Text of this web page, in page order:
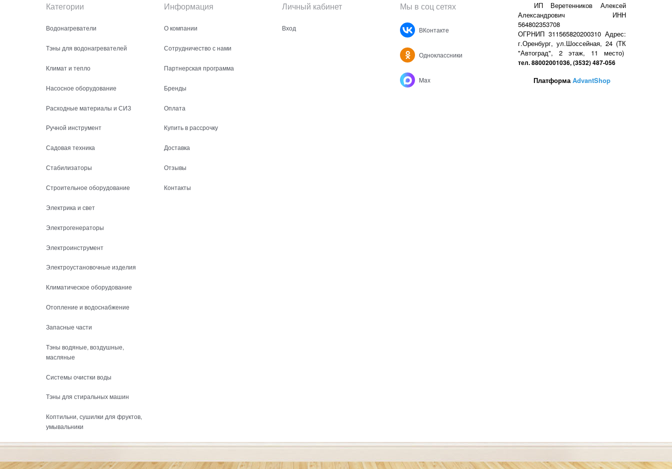
Категории
Водонагреватели
Тэны для водонагревателей
Климат и тепло
Насосное оборудование
Расходные материалы и СИЗ
Ручной инструмент
Садовая техника
Стабилизаторы
Строительное оборудование
Электрика и свет
Электрогенераторы
Электроинструмент
Электроустановочные изделия
Климатическое оборудование
Отопление и водоснабжение
Запасные части
Тэны водяные, воздушные,
масляные
Системы очистки воды
Тэны для стиральных машин
Коптильни, сушилки для фруктов,
умывальники
Информация
О компании
Сотрудничество с нами
Партнерская программа
Бренды
Оплата
Купить в рассрочку
Доставка
Отзывы
Контакты
Личный кабинет
Вход
Мы в соц сетях
ВКонтакте
Одноклассники
Max
ИП Веретенников Алексей
Александрович ИНН
564802353708
ОГРНИП 311565820200310 Адрес:
г.Оренбург, ул.Шоссейная, 24 (ТК
"Автоград", 2 этаж, 11 место)
тел. 88002001036, (3532) 487-056
ПлатформаAdvantShop